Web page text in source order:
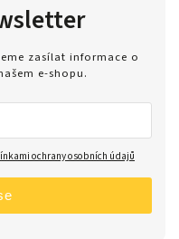
zasílat informace o
e-shopu.
ochrany osobních údajů